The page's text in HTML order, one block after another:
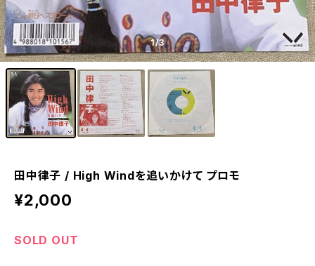
1/3
田中律子 / High Windを追いかけて プロモ
¥2,000
SOLD OUT